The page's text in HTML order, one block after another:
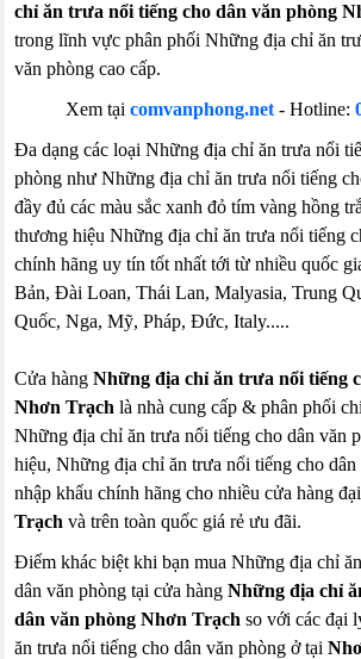
chỉ ăn trưa nổi tiếng cho dân văn phòng
trong lĩnh vực phân phối Những địa chỉ ăn
văn phòng cao cấp.
Xem tại comvanphong.net- Hotline:
Đa dạng các loại Những địa chỉ ăn trưa nổi
phòng như Những địa chỉ ăn trưa nổi tiếng
đầy đủ các màu sắc xanh đỏ tím vàng hồng
thương hiệu Những địa chỉ ăn trưa nổi tiếng
chính hãng uy tín tốt nhất tới từ nhiều quốc
Bản, Đài Loan, Thái Lan, Malyasia, Trung
Quốc, Nga, Mỹ, Pháp, Đức, Italy.....
Cửa hàngNhững địa chỉ ăn trưa nổi tiếng
Nhơn Trạch là nhà cung cấp & phân phối
Những địa chỉ ăn trưa nổi tiếng cho dân văn
hiệu, Những địa chỉ ăn trưa nổi tiếng cho dân
nhập khẩu chính hãng cho nhiều cửa hàng
Trạch và trên toàn quốc giá rẻ ưu đãi.
Điểm khác biệt khi bạn mua Những địa chỉ
dân văn phòng tại cửa hàngNhững địa chỉ
dân văn phòng Nhơn Trạch so với các đại
ăn trưa nổi tiếng cho dân văn phòng ở tại